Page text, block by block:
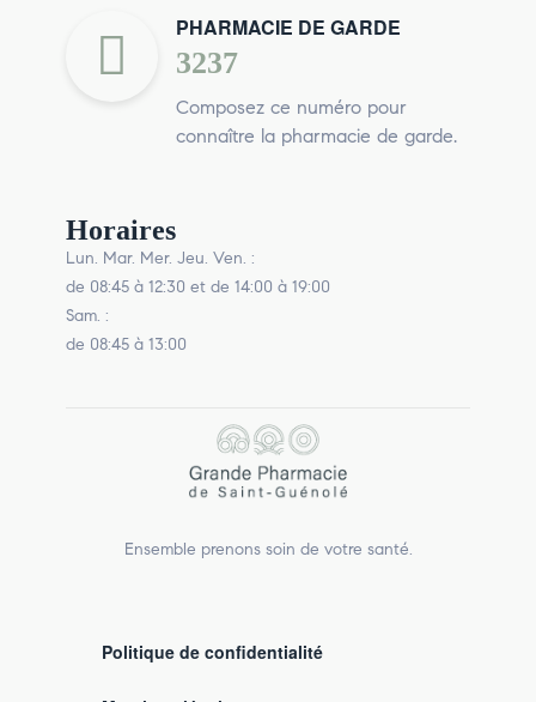
PHARMACIE DE GARDE
3237
Composez ce numéro pour
connaître la pharmacie de garde.
Horaires
Lun. Mar. Mer. Jeu. Ven. :
de 08:45 à 12:30 et de 14:00 à 19:00
Sam. :
de 08:45 à 13:00
Ensemble prenons soin de votre santé.
Politique de confidentialité